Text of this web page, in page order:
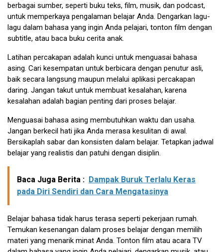
berbagai sumber, seperti buku teks, film, musik, dan podcast,
untuk memperkaya pengalaman belajar Anda. Dengarkan lagu-
lagu dalam bahasa yang ingin Anda pelajari, tonton film dengan
subtitle, atau baca buku cerita anak.
Latihan percakapan adalah kunci untuk menguasai bahasa
asing. Cari kesempatan untuk berbicara dengan penutur asli,
baik secara langsung maupun melalui aplikasi percakapan
daring. Jangan takut untuk membuat kesalahan, karena
kesalahan adalah bagian penting dari proses belajar.
Menguasai bahasa asing membutuhkan waktu dan usaha.
Jangan berkecil hati jika Anda merasa kesulitan di awal.
Bersikaplah sabar dan konsisten dalam belajar. Tetapkan jadwal
belajar yang realistis dan patuhi dengan disiplin.
Baca Juga Berita : Dampak Buruk Terlalu Keras
pada Diri Sendiri dan Cara Mengatasinya
Belajar bahasa tidak harus terasa seperti pekerjaan rumah.
Temukan kesenangan dalam proses belajar dengan memilih
materi yang menarik minat Anda. Tonton film atau acara TV